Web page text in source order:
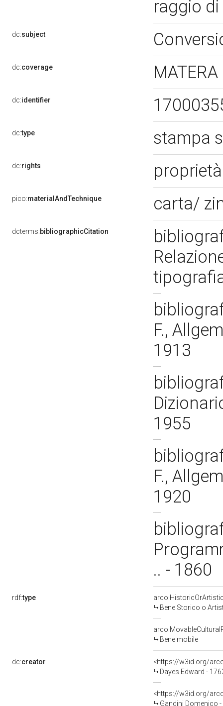
raggio
dc:subject
dc:coverage
dc:identifier
dc:type stampa
dc:rights
pico:materialAndTechnique carta/
dcterms:bibliographicCitation
F.,
1913
1955
F.,
1920
.. - 1860
rdf:type
Bene Storico o
Bene mobile
dc:creator
<https://w3id.org/
Dayes Edward -
<https://w3id.org/
Gandini Domenico